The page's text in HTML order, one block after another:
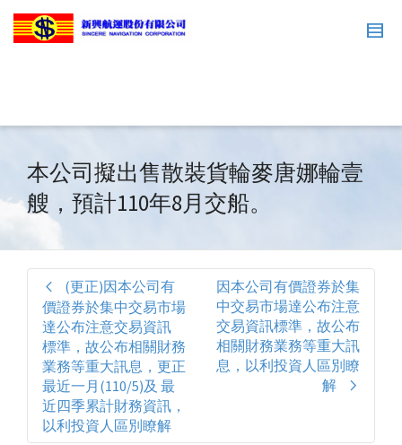
本公司擬出售散裝貨輪麥唐娜輪壹
艘，預計110年8月交船。
(更正)因本公司有
價證券於集中交易市場
達公布注意交易資訊
標準，故公布相關財務
業務等重大訊息，更正
最近一月(110/5)及 最
近四季累計財務資訊，
以利投資人區別瞭解
因本公司有價證券於集
中交易市場達公布注意
交易資訊標準，故公布
相關財務業務等重大訊
息，以利投資人區別瞭
解